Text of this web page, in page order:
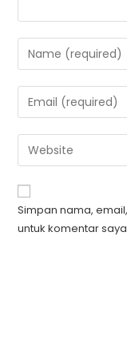
Simpan nama,
untuk komentar